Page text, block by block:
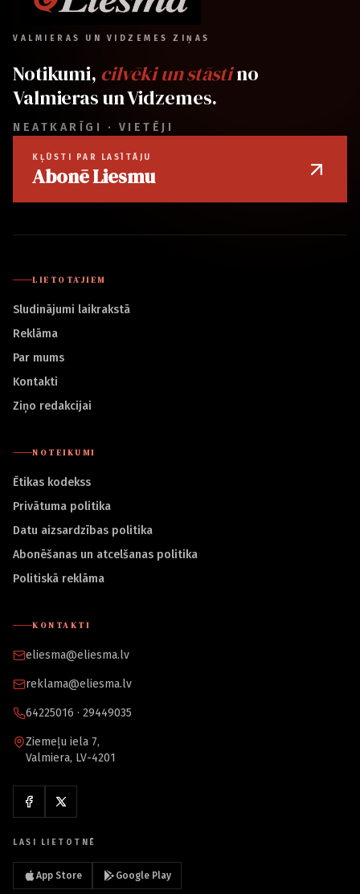
VALMIERAS UN VIDZEMES ZIŅAS
Notikumi, cilvēki un stāstino
Valmieras un Vidzemes.
NEATKARĪGI · VIETĒJI
KĻŪSTI PAR LASĪTĀJU
Abonē Liesmu
LIETOTĀJIEM
Sludinājumi laikrakstā
Reklāma
Par mums
Kontakti
Ziņo redakcijai
NOTEIKUMI
Ētikas kodekss
Privātuma politika
Datu aizsardzības politika
Abonēšanas un atcelšanas politika
Politiskā reklāma
KONTAKTI
eliesma@eliesma.lv
reklama@eliesma.lv
64225016 · 29449035
Ziemeļu iela 7,
Valmiera, LV-4201
LASI LIETOTNĒ
App Store Google Play